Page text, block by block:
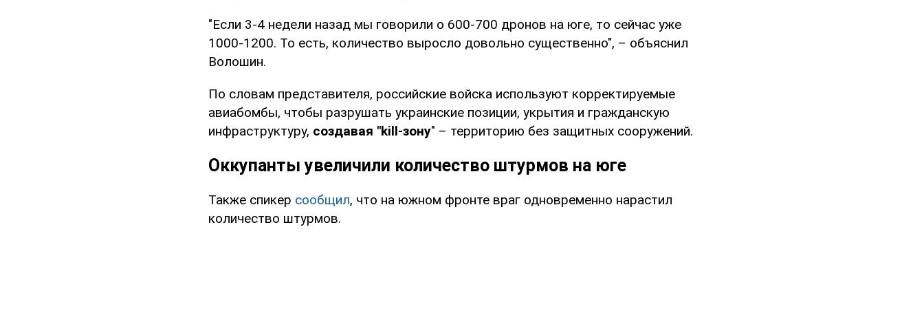
"Если 3-4 недели назад мы говорили о 600-700 дронов на юге, то сейчас уже
1000-1200. То есть, количество выросло довольно существенно", – объяснил
Волошин.
По словам представителя, российские войска используют корректируемые
авиабомбы, чтобы разрушать украинские позиции, укрытия и гражданскую
инфраструктуру, создавая "kill-зону" – территорию без защитных сооружений.
Оккупанты увеличили количество штурмов на юге
Также спикер сообщил, что на южном фронте враг одновременно нарастил
количество штурмов.